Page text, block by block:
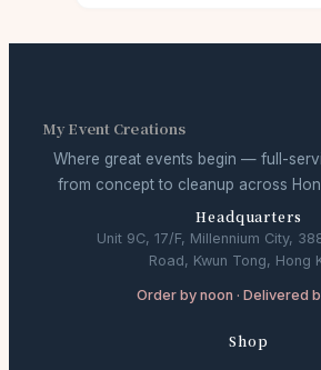
My Event Creations
Where great events begin — full-
from concept to cleanup across
Headquarters
Unit 9C, 17/F, Millennium City,
Road, Kwun Tong, Hong
Order by noon · Delivered
Shop